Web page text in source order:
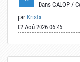
Dans GALOP /
par Krista
02 Aoû 2026 06:46